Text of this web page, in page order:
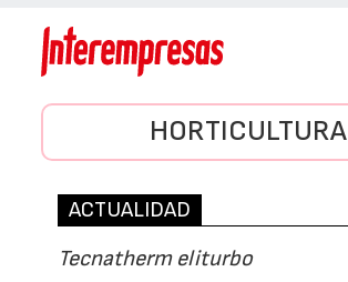
HORTICULTURA
ACTUALIDAD
Tecnatherm eliturbo